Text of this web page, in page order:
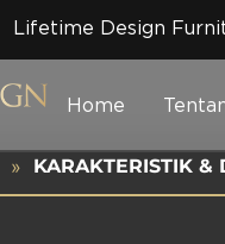
Lifetime Design
Home
»
KARAKTERISTIK &